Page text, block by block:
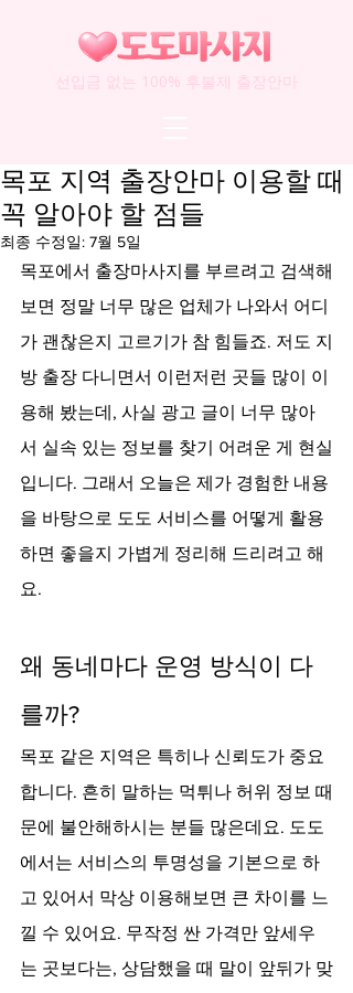
선입금 없는 100% 후불제 출장안마
목포 지역 출장안마 이용할 때
꼭 알아야 할 점들
최종 수정일: 7월 5일
목포에서 출장마사지를 부르려고 검색해
보면 정말 너무 많은 업체가 나와서 어디
가 괜찮은지 고르기가 참 힘들죠. 저도 지
방 출장 다니면서 이런저런 곳들 많이 이
용해 봤는데, 사실 광고 글이 너무 많아
서 실속 있는 정보를 찾기 어려운 게 현실
입니다. 그래서 오늘은 제가 경험한 내용
을 바탕으로 도도 서비스를 어떻게 활용
하면 좋을지 가볍게 정리해 드리려고 해
요.
왜 동네마다 운영 방식이 다
를까?
목포 같은 지역은 특히나 신뢰도가 중요
합니다. 흔히 말하는 먹튀나 허위 정보 때
문에 불안해하시는 분들 많은데요. 도도
에서는 서비스의 투명성을 기본으로 하
고 있어서 막상 이용해보면 큰 차이를 느
낄 수 있어요. 무작정 싼 가격만 앞세우
는 곳보다는, 상담했을 때 말이 앞뒤가 맞